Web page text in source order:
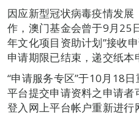
因应新型冠状病毒疫情发
作，澳门基金会曾于9月25
年文化项目资助计划”接收
申请期限已结束，递交纸本
“申请服务专区”于10月18
平台提交申请资料之申请
登入网上平台帐户重新进行